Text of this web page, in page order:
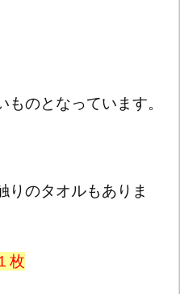
のとなっています。
りのタオルもありま
枚